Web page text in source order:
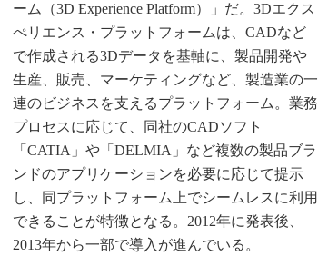
知財マネジメント
海外生産
グローバル設計・開発
制御セキュリティ
ーム（3D Experience Platform）」だ。3Dエクス
ぺリエンス・プラットフォームは、CADなど
で作成される3Dデータを基軸に、製品開発や
生産、販売、マーケティングなど、製造業の一
連のビジネスを支えるプラットフォーム。業務
プロセスに応じて、同社のCADソフト
「CATIA」や「DELMIA」など複数の製品ブラ
ンドのアプリケーションを必要に応じて提示
し、同プラットフォーム上でシームレスに利用
できることが特徴となる。2012年に発表後、
2013年から一部で導入が進んでいる。